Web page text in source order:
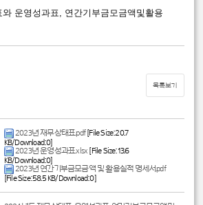
운영성과표, 연간기부금모금액및활용
목록보기
2023년 재무상태표.pdf [File Size:20.7
KB/Download:0]
2023년 운영성과표.xlsx [File Size:13.6
KB/Download:0]
2023년 연간기부금모금액 및 활용실적 명세서.pdf
[File Size:58.5 KB/Download:0]